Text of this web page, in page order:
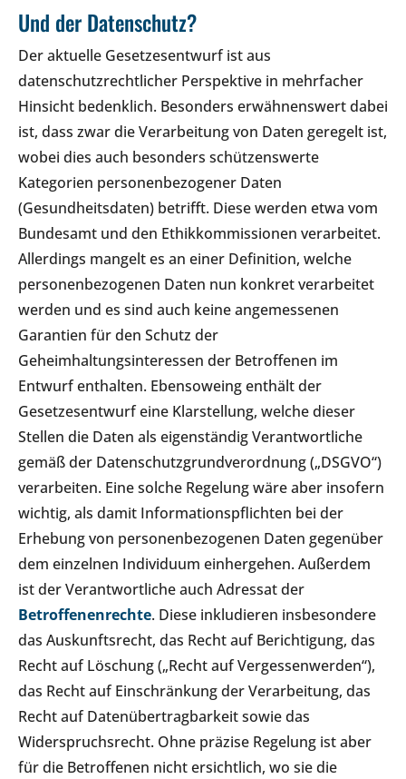
Und der Datenschutz?
Der aktuelle Gesetzesentwurf ist aus
datenschutzrechtlicher Perspektive in mehrfacher
Hinsicht bedenklich. Besonders erwähnenswert dabei
ist, dass zwar die Verarbeitung von Daten geregelt ist,
wobei dies auch besonders schützenswerte
Kategorien personenbezogener Daten
(Gesundheitsdaten) betrifft. Diese werden etwa vom
Bundesamt und den Ethikkommissionen verarbeitet.
Allerdings mangelt es an einer Definition, welche
personenbezogenen Daten nun konkret verarbeitet
werden und es sind auch keine angemessenen
Garantien für den Schutz der
Geheimhaltungsinteressen der Betroffenen im
Entwurf enthalten. Ebensoweing enthält der
Gesetzesentwurf eine Klarstellung, welche dieser
Stellen die Daten als eigenständig Verantwortliche
gemäß der Datenschutzgrundverordnung („DSGVO“)
verarbeiten. Eine solche Regelung wäre aber insofern
wichtig, als damit Informationspflichten bei der
Erhebung von personenbezogenen Daten gegenüber
dem einzelnen Individuum einhergehen. Außerdem
ist der Verantwortliche auch Adressat der
Betroffenenrechte. Diese inkludieren insbesondere
das Auskunftsrecht, das Recht auf Berichtigung, das
Recht auf Löschung („Recht auf Vergessenwerden“),
das Recht auf Einschränkung der Verarbeitung, das
Recht auf Datenübertragbarkeit sowie das
Widerspruchsrecht. Ohne präzise Regelung ist aber
für die Betroffenen nicht ersichtlich, wo sie die